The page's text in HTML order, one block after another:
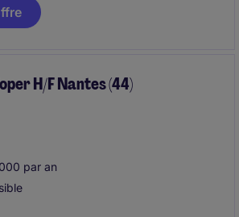
et développement,
de développement à
H/F Nantes (44)
par an